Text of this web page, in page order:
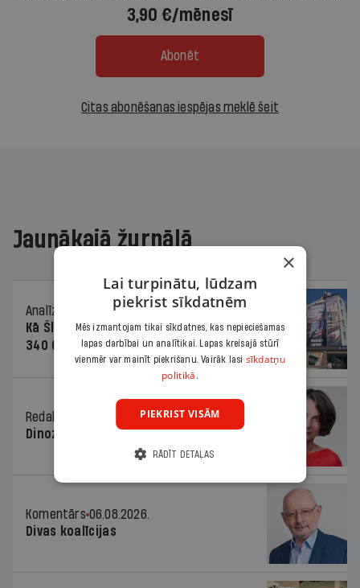
3,90 €/mēnesī
Abonēt
Citas abonēšanas iespējas meklē šeit
Jaunākajā žurnālā
Analīze
06.08.2026.
Kā Šlesera partija palika nesodīta par
340 000 vērtu reklāmas kampaņu
Redaktores sleja
06.08.2026.
Dinozaura triks
Komentārs 06.08.2026.
Divas koalīcijas
×
Lai turpinātu, lūdzam
piekrist sīkdatnēm
Mēs izmantojam tikai sīkdatnes, kas nepieciešamas
lapas darbībai un analītikai. Lapas kreisajā stūrī
vienmēr var mainīt piekrišanu. Vairāk lasi sīkdatņu
politikā.
PIEKRIST VISĀM
RĀDĪT DETAĻAS